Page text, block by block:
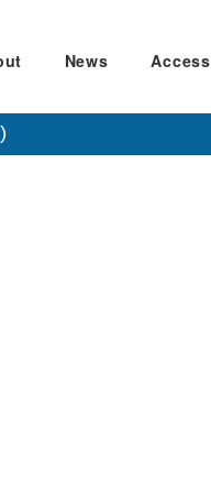
News Access